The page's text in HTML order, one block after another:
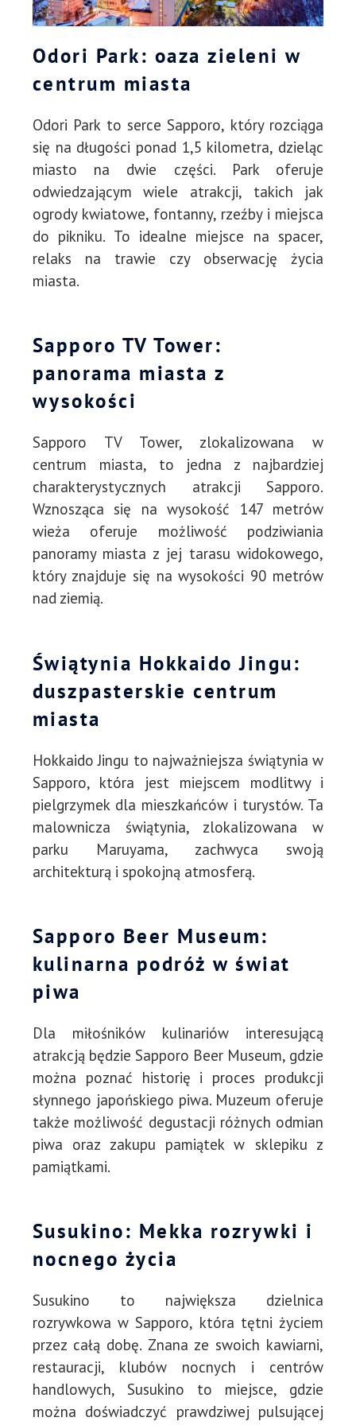
Odori Park: oaza zieleni w
centrum miasta
Odori Park to serce Sapporo, który rozciąga
się na długości ponad 1,5 kilometra, dzieląc
miasto na dwie części. Park oferuje
odwiedzającym wiele atrakcji, takich jak
ogrody kwiatowe, fontanny, rzeźby i miejsca
do pikniku. To idealne miejsce na spacer,
relaks na trawie czy obserwację życia
miasta.
Sapporo TV Tower:
panorama miasta z
wysokości
Sapporo TV Tower, zlokalizowana w
centrum miasta, to jedna z najbardziej
charakterystycznych atrakcji Sapporo.
Wznosząca się na wysokość 147 metrów
wieża oferuje możliwość podziwiania
panoramy miasta z jej tarasu widokowego,
który znajduje się na wysokości 90 metrów
nad ziemią.
Świątynia Hokkaido Jingu:
duszpasterskie centrum
miasta
Hokkaido Jingu to najważniejsza świątynia w
Sapporo, która jest miejscem modlitwy i
pielgrzymek dla mieszkańców i turystów. Ta
malownicza świątynia, zlokalizowana w
parku Maruyama, zachwyca swoją
architekturą i spokojną atmosferą.
Sapporo Beer Museum:
kulinarna podróż w świat
piwa
Dla miłośników kulinariów interesującą
atrakcją będzie Sapporo Beer Museum, gdzie
można poznać historię i proces produkcji
słynnego japońskiego piwa. Muzeum oferuje
także możliwość degustacji różnych odmian
piwa oraz zakupu pamiątek w sklepiku z
pamiątkami.
Susukino: Mekka rozrywki i
nocnego życia
Susukino to największa dzielnica
rozrywkowa w Sapporo, która tętni życiem
przez całą dobę. Znana ze swoich kawiarni,
restauracji, klubów nocnych i centrów
handlowych, Susukino to miejsce, gdzie
można doświadczyć prawdziwej pulsującej